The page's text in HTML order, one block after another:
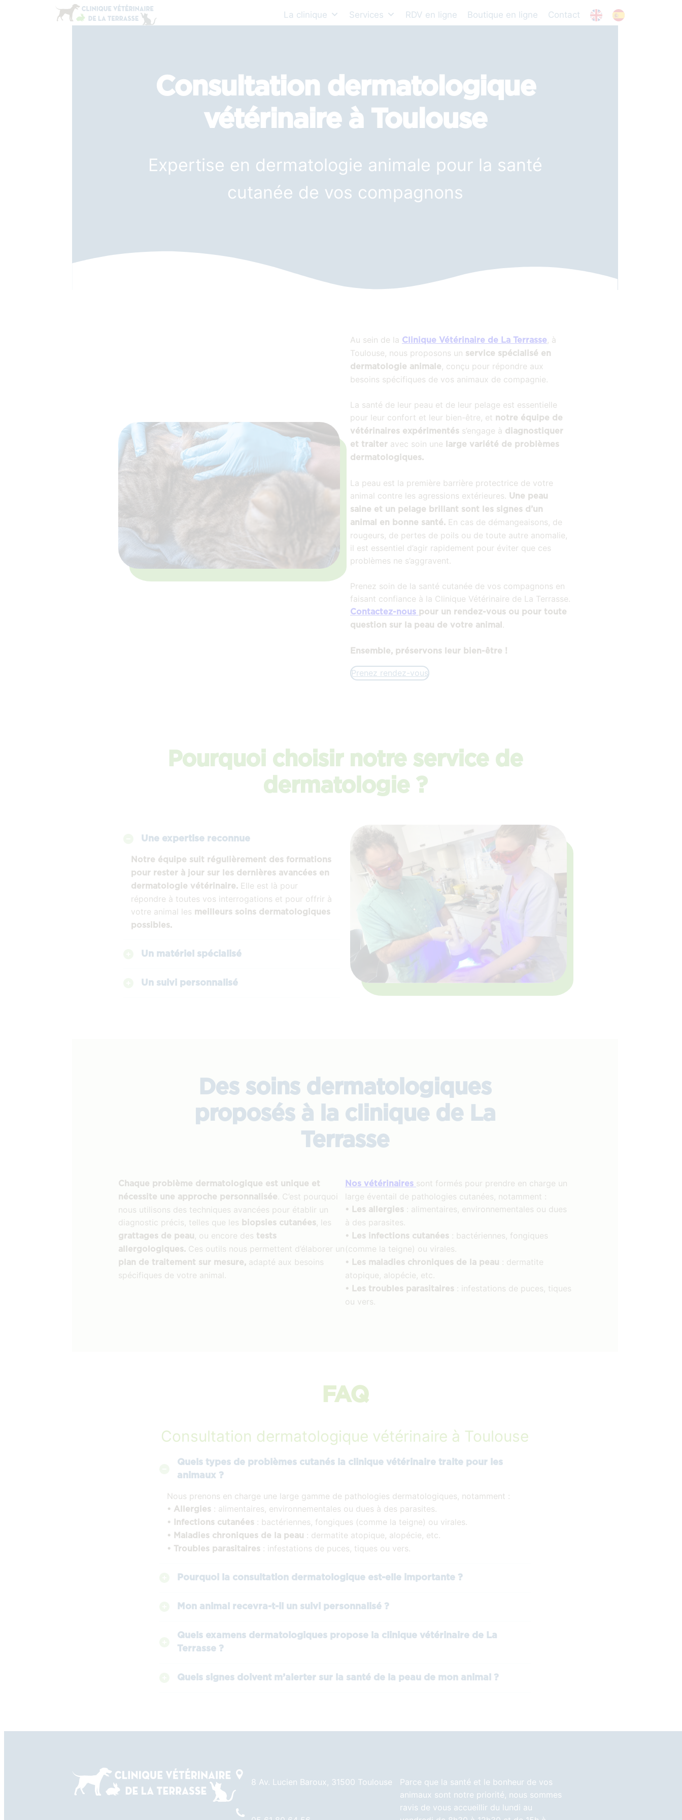
La clinique Services RDV en ligne Boutique en ligne Contact
Consultation dermatologique
vétérinaire à Toulouse
Expertise en dermatologie animale pour la santé
cutanée de vos compagnons
Au sein de la Clinique Vétérinaire de La Terrasse, à
Toulouse, nous proposons un service spécialisé en
dermatologie animale, conçu pour répondre aux
besoins spécifiques de vos animaux de compagnie.
La santé de leur peau et de leur pelage est essentielle
pour leur confort et leur bien-être, et notre équipe de
vétérinaires expérimentés s’engage à diagnostiquer
et traiter avec soin une
large variété de problèmes
dermatologiques.
La peau est la première barrière protectrice de votre
animal contre les agressions extérieures. Une peau
saine et un pelage brillant sont les signes d’un
animal en bonne santé. En cas de démangeaisons, de
rougeurs, de pertes de poils ou de toute autre anomalie,
il est essentiel d’agir rapidement pour éviter que ces
problèmes ne s’aggravent.
Prenez soin de la santé cutanée de vos compagnons en
faisant confiance à la Clinique Vétérinaire de La Terrasse.
Contactez-nous pour un rendez-vous ou pour toute
question sur la peau de votre animal .
Ensemble, préservons leur bien-être !
Prenez rendez-vous
Pourquoi choisir notre service de
dermatologie ?
Une expertise reconnue
Notre équipe suit régulièrement des formations
pour rester à jour sur les dernières avancées en
dermatologie vétérinaire. Elle est là pour
répondre à toutes vos interrogations et pour offrir à
votre animal les meilleurs soins dermatologiques
possibles.
Un matériel spécialisé
Un suivi personnalisé
Des soins dermatologiques
proposés à la clinique de La
Terrasse
Chaque problème dermatologique est unique et
nécessite une approche personnalisée. C’est pourquoi
nous utilisons des techniques avancées pour établir un
diagnostic précis, telles que les
biopsies cutanées, les
grattages de peau, ou encore des tests
allergologiques. Ces outils nous permettent d’élaborer un
plan de traitement sur mesure, adapté aux besoins
spécifiques de votre animal.
Nos vétérinaires sont formés pour prendre en charge un
large éventail de pathologies cutanées, notamment :
• Les allergies : alimentaires, environnementales ou dues
à des parasites.
• Les infections cutanées : bactériennes, fongiques
(comme la teigne) ou virales.
• Les maladies chroniques de la peau : dermatite
atopique, alopécie, etc.
• Les troubles parasitaires : infestations de puces, tiques
ou vers.
FAQ
Consultation dermatologique vétérinaire à Toulouse
Quels types de problèmes cutanés la clinique vétérinaire traite pour les
animaux ?
Nous prenons en charge une large gamme de pathologies dermatologiques, notamment :
• Allergies : alimentaires, environnementales ou dues à des parasites.
• Infections cutanées : bactériennes, fongiques (comme la teigne) ou virales.
• Maladies chroniques de la peau : dermatite atopique, alopécie, etc.
• Troubles parasitaires : infestations de puces, tiques ou vers.
Pourquoi la consultation dermatologique est-elle importante ?
Mon animal recevra-t-il un suivi personnalisé ?
Quels examens dermatologiques propose la clinique vétérinaire de La
Terrasse ?
Quels signes doivent m’alerter sur la santé de la peau de mon animal ?
8 Av. Lucien Baroux, 31500 Toulouse
Parce que la santé et le bonheur de vos
animaux sont notre priorité, nous sommes
ravis de vous accueillir du lundi au